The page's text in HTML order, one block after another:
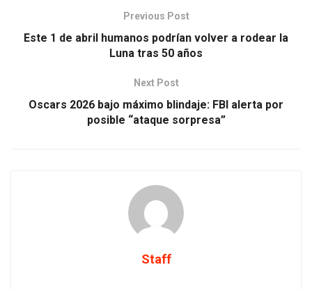
Previous Post
Este 1 de abril humanos podrían volver a rodear la
Luna tras 50 años
Next Post
Oscars 2026 bajo máximo blindaje: FBI alerta por
posible “ataque sorpresa”
Staff